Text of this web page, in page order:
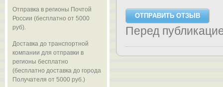
Перед
Отправка в регионы Почтой
России (бесплатно от 5000
руб).
Доставка до транспортной
компании для отправки в
регионы бесплатно
(бесплатно доставка до города
Получателя от 5000 руб.)